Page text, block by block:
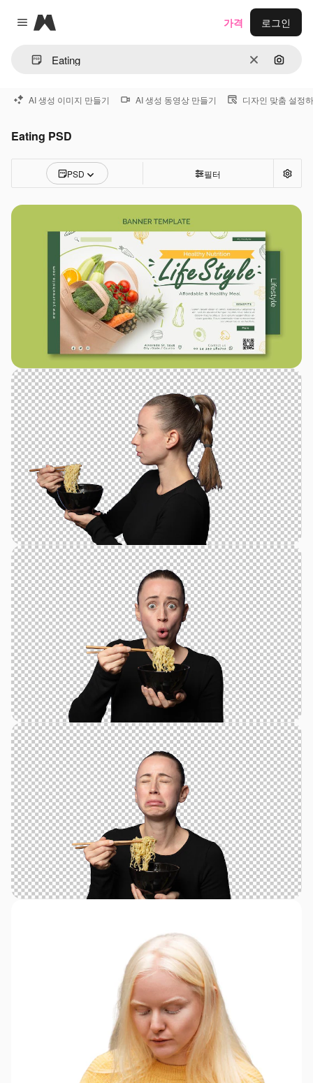
Close menu
Magnific
지우기이미지
가격 로그인
AI 생성 이미지 만들기 AI 생성 동영상 만들기 디자인 맞춤 설정
Eating PSD
PSD 필터